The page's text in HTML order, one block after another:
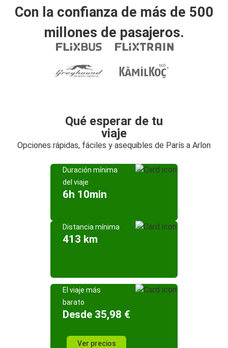
Con la confianza de más de 500
millones de pasajeros.
Qué esperar de tu
viaje
Opciones rápidas, fáciles y asequibles de París a Arlon
Duración mínima
del viaje
6h 10min
Distancia mínima
413 km
El viaje más
barato
Desde 35,98 €
Ver precios